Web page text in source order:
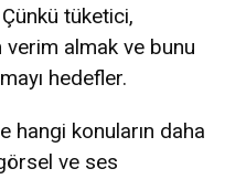
tüketici,
verim almak ve bunu
hedefler.
hangi konuların daha
ve ses